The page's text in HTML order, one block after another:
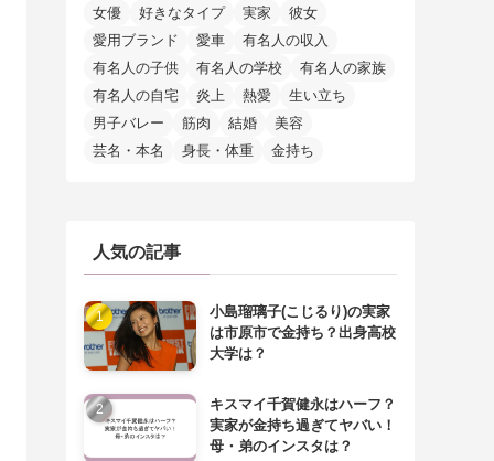
女優
好きなタイプ 実家
彼女
愛用ブランド
愛車
有名人の収入
有名人の子供
有名人の学校
有名人の家族
有名人の自宅
炎上 熱愛
生い立ち
男子バレー
筋肉 結婚
美容
芸名・本名
身長・体重 金持ち
人気の記事
小島瑠璃子(こじるり)の実家
は市原市で金持ち？出身高校
大学は？
キスマイ千賀健永はハーフ？
実家が金持ち過ぎてヤバい！
母・弟のインスタは？